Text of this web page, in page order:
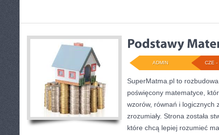
CZE -
ADMIN
SuperMatma.pl to
poświęcony matematyce,
wzorów, równań i logicznych
zrozumiały. Strona została
które chcą lepiej rozumieć